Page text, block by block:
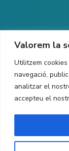
Valorem la
Utilitzem
navegació,
analitzar el
accepteu el
Ed.